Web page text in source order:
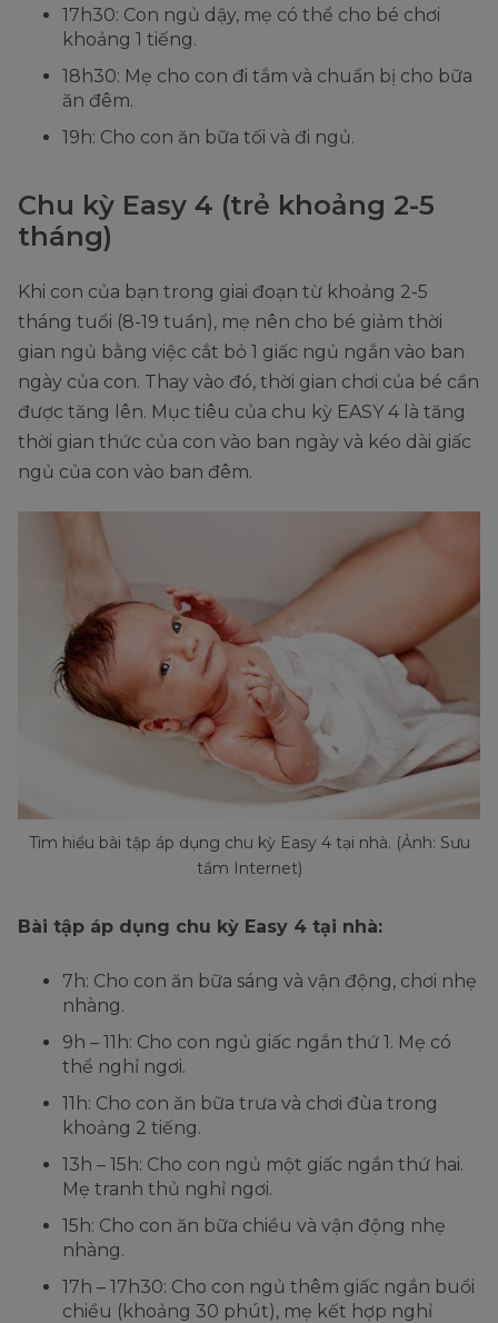
17h30: Con ngủ dậy, mẹ có thể cho bé chơi
khoảng 1 tiếng.
18h30: Mẹ cho con đi tắm và chuẩn bị cho bữa
ăn đêm.
19h: Cho con ăn bữa tối và đi ngủ.
Chu kỳ Easy 4 (trẻ khoảng 2-5
tháng)
Khi con của bạn trong giai đoạn từ khoảng 2-5
tháng tuổi (8-19 tuần), mẹ nên cho bé giảm thời
gian ngủ bằng việc cắt bỏ 1 giấc ngủ ngắn vào ban
ngày của con. Thay vào đó, thời gian chơi của bé cần
được tăng lên. Mục tiêu của chu kỳ EASY 4 là tăng
thời gian thức của con vào ban ngày và kéo dài giấc
ngủ của con vào ban đêm.
Tìm hiểu bài tập áp dụng chu kỳ Easy 4 tại nhà. (Ảnh: Sưu
tầm Internet)
Bài tập áp dụng chu kỳ Easy 4 tại nhà:
7h: Cho con ăn bữa sáng và vận động, chơi nhẹ
nhàng.
9h – 11h: Cho con ngủ giấc ngắn thứ 1. Mẹ có
thể nghỉ ngơi.
11h: Cho con ăn bữa trưa và chơi đùa trong
khoảng 2 tiếng.
13h – 15h: Cho con ngủ một giấc ngắn thứ hai.
Mẹ tranh thủ nghỉ ngơi.
15h: Cho con ăn bữa chiều và vận động nhẹ
nhàng.
17h – 17h30: Cho con ngủ thêm giấc ngắn buổi
chiều (khoảng 30 phút), mẹ kết hợp nghỉ